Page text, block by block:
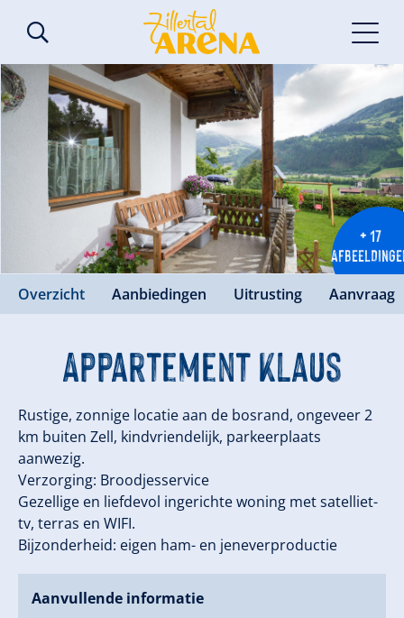
+ 17
Overzicht Aanbiedingen Uitrusting Aanvraag
Appartement Klaus
Rustige, zonnige locatie aan de bosrand, ongeveer 2
km buiten Zell, kindvriendelijk, parkeerplaats
aanwezig.
Verzorging: Broodjesservice
Gezellige en liefdevol ingerichte woning met satelliet-
tv, terras en WIFI.
Bijzonderheid: eigen ham- en jeneverproductie
Aanvullende informatie